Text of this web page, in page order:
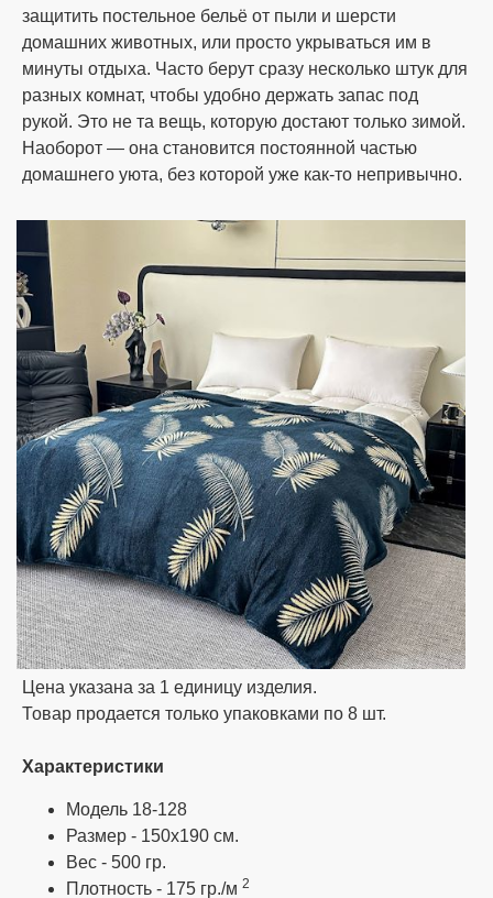
Способ доставки
Интернет-магазин Oba-na.com осуществляет
доставку с помощи услуг транспортных
компаний Украины, таких как:
Новая Почта,
Укрпочта,
Доставку оплачивает получатель.
Условия обмена и возврата
Выполняя Закон Украины "О защите прав
потребителей" мы оплачиваем возврат товара
услугами Новой почты в случаи брака или
ошибке по нашей вине (выслали Вам не тот
товар). Возврат денег на карту банка или
пополнение счета. Возврат товара по Вашей
вине (не подошёл цвет, размер и т. д.)
оплачивает покупатель. Обмен или возврат
брака в той комплектации, упаковке, в которой
он был продан, даже если в упаковке
бракованное только одно полотенце.
защитить постельное бельё от пыли и шерсти
домашних животных, или просто укрываться им в
минуты отдыха. Часто берут сразу несколько штук для
разных комнат, чтобы удобно держать запас под
рукой. Это не та вещь, которую достают только зимой.
Наоборот — она становится постоянной частью
домашнего уюта, без которой уже как-то непривычно.
Цена указана за 1 единицу изделия.
Товар продается только упаковками по 8 шт.
Характеристики
Модель 18-128
Размер - 150х190 см.
Вес - 500 гр.
Плотность - 175 гр./м 2